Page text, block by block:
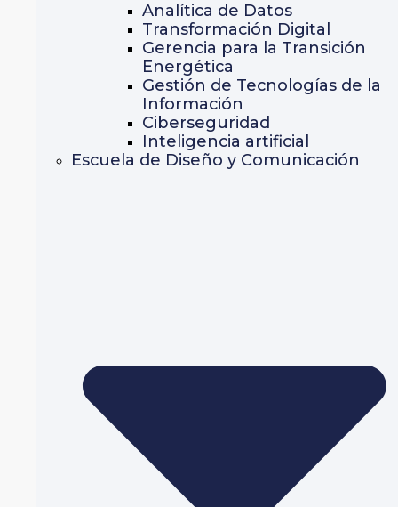
Analítica de Datos
Transformación Digital
Gerencia para la Transición
Energética
Gestión de Tecnologías de la
Información
Ciberseguridad
Inteligencia artificial
Escuela de Diseño y Comunicación